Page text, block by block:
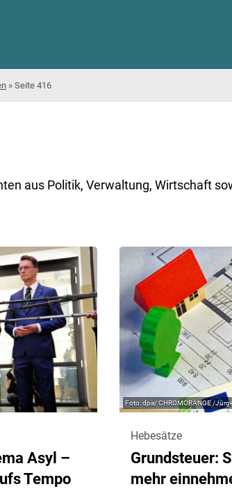
» Seite 416
aus Politik, Verwaltung, Wirtschaft
Asyl –
Tempo
dpa/ CHROMORANGE /
Hebesätze
Grundsteuer:
mehr